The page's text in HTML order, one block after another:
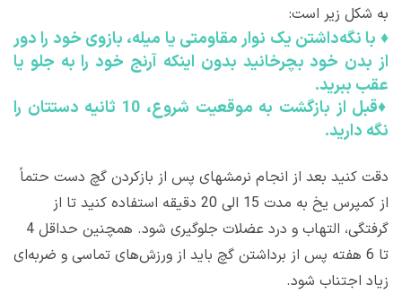
به شکل زیر است:
♦ با نگه‌داشتن یک نوار مقاومتی یا میله، بازوی خود را دور
از بدن خود بچرخانید بدون اینکه آرنج خود را به جلو یا
عقب ببرید.
♦
قبل از بازگشت به موقعیت شروع، 10 ثانیه دستتان را
نگه دارید.
دقت کنید بعد از انجام نرمشهای پس از بازکردن گچ دست حتماً
از کمپرس یخ به مدت 15 الی 20 دقیقه استفاده کنید تا از
گرفتگی، التهاب و درد عضلات جلوگیری شود. همچنین حداقل 4
تا 6 هفته پس از برداشتن گچ باید از ورزش‌های تماسی و ضربه‌ای
زیاد اجتناب شود.